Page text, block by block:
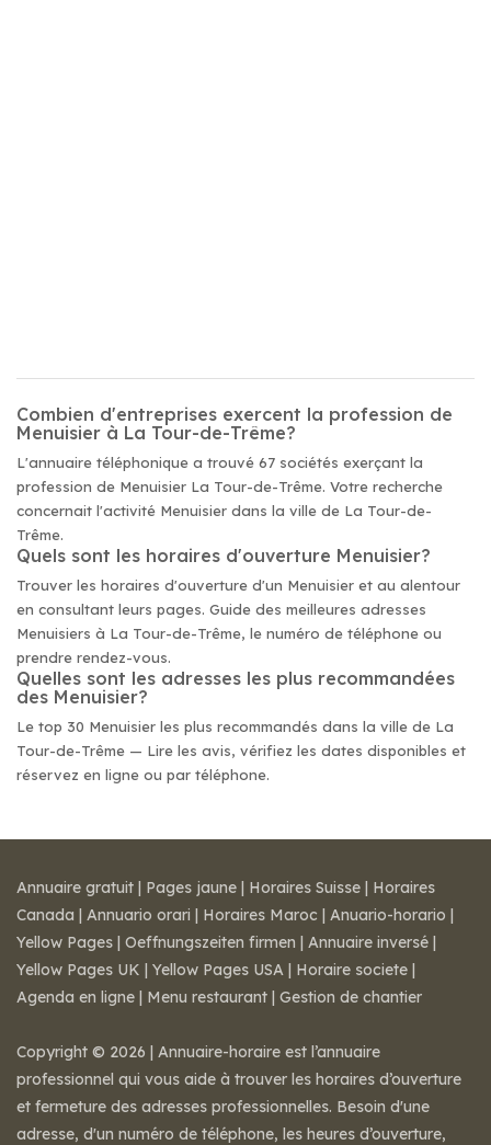
Combien d'entreprises exercent la profession de
Menuisier à La Tour-de-Trême?
L'annuaire téléphonique a trouvé 67 sociétés exerçant la
profession de Menuisier La Tour-de-Trême. Votre recherche
concernait l'activité Menuisier dans la ville de La Tour-de-
Trême.
Quels sont les horaires d'ouverture Menuisier?
Trouver les horaires d'ouverture d'un Menuisier et au alentour
en consultant leurs pages. Guide des meilleures adresses
Menuisiers à La Tour-de-Trême, le numéro de téléphone ou
prendre rendez-vous.
Quelles sont les adresses les plus recommandées
des Menuisier?
Le top 30 Menuisier les plus recommandés dans la ville de La
Tour-de-Trême — Lire les avis, vérifiez les dates disponibles et
réservez en ligne ou par téléphone.
Annuaire gratuit | Pages jaune | Horaires Suisse | Horaires
Canada | Annuario orari | Horaires Maroc | Anuario-horario |
Yellow Pages | Oeffnungszeiten firmen | Annuaire inversé |
Yellow Pages UK | Yellow Pages USA | Horaire societe |
Agenda en ligne | Menu restaurant | Gestion de chantier
Copyright © 2026 | Annuaire-horaire est l’annuaire
professionnel qui vous aide à trouver les horaires d’ouverture
et fermeture des adresses professionnelles. Besoin d'une
adresse, d'un numéro de téléphone, les heures d’ouverture,